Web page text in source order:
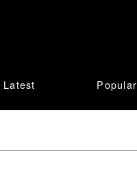
Latest Popular